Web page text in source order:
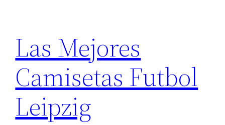
contenido
Las Mejores
Camisetas Futbol
Leipzig